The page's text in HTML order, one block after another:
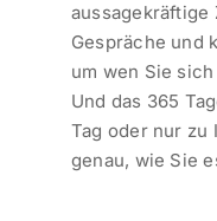
aussagekräftige
Gespräche und
um wen Sie
Und das 365
Tag oder nur zu
genau, wie Sie